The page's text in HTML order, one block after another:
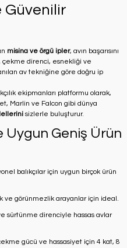
Güvenilir
misina ve örgü ipler, avın başarısını
çekme direnci, esnekliği ve
av tekniğine göre doğru ip
ekipmanları platformu olarak,
Marlin ve Falcon gibi dünya
sizlerle buluşturur.
Uygun Geniş Ürün
balıkçılar için uygun birçok ürün
ve görünmezlik arayanlar için ideal.
sürtünme direnciyle hassas avlar
gücü ve hassasiyet için 4 kat, 8